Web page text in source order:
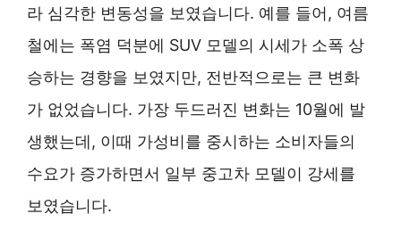
라 심각한 변동성을 보였습니다. 예를 들어, 여름
철에는 폭염 덕분에 SUV 모델의 시세가 소폭 상
승하는 경향을 보였지만, 전반적으로는 큰 변화
가 없었습니다. 가장 두드러진 변화는 10월에 발
생했는데, 이때 가성비를 중시하는 소비자들의
수요가 증가하면서 일부 중고차 모델이 강세를
보였습니다.